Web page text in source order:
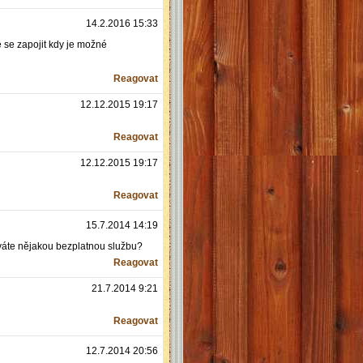
14.2.2016 15:33
zapojit kdy je možné
Reagovat
12.12.2015 19:17
Reagovat
12.12.2015 19:17
Reagovat
15.7.2014 14:19
nějakou bezplatnou službu?
Reagovat
21.7.2014 9:21
Reagovat
12.7.2014 20:56